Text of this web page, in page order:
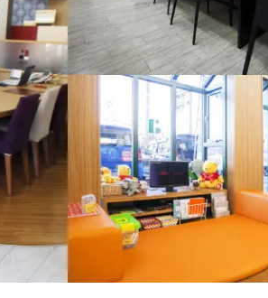
資産運用事業